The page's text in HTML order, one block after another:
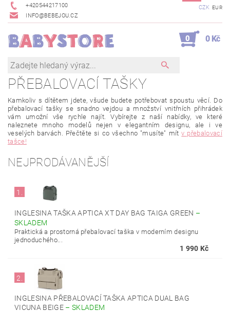
+420544217100
INFO@BEBEJOU.CZ
CZK EUR
0 0 Kč
PŘEBALOVACÍ TAŠKY
Kamkoliv s dítětem jdete, všude budete potřebovat spoustu věcí. Do
přebalovací tašky se snadno vejdou a množství vnitřních přihrádek
vám umožní vše rychle najít. Vybírejte z naší nabídky, ve které
naleznete mnoho modelů nejen v elegantním designu, ale i ve
veselých barvách. Přečtěte si co všechno "musíte" mítv přebalovací
tašce!
NEJPRODÁVANĚJŠÍ
1.
INGLESINA TAŠKA APTICA XT DAY BAG TAIGA GREEN –
SKLADEM
Praktická a prostorná přebalovací taška v moderním designu
jednoduchého...
1 990 Kč
2.
INGLESINA PŘEBALOVACÍ TAŠKA APTICA DUAL BAG
VICUNA BEIGE – SKLADEM